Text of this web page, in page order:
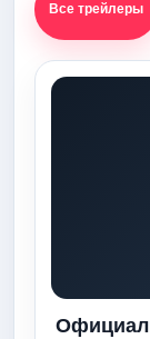
Все трейлеры